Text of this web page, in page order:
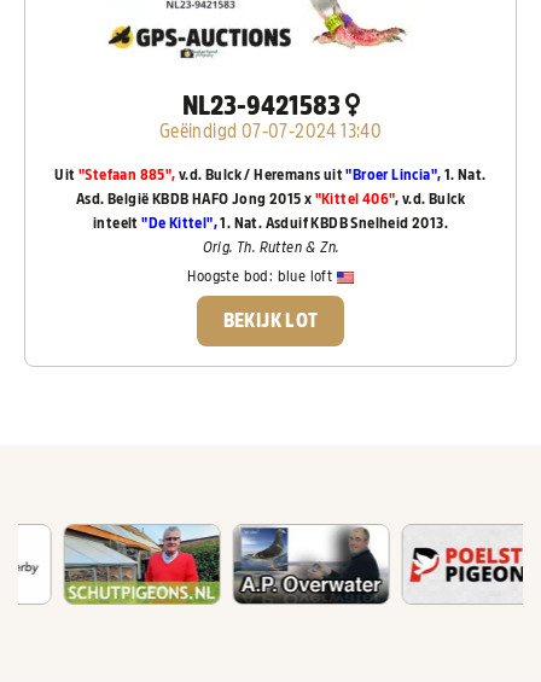
NL23-9421583
Geëindigd 07-07-2024 13:40
Uit "Stefaan 885", v.d. Bulck / Heremans uit"Broer Lincia", 1. Nat.
Asd. België KBDB HAFO Jong 2015 x "Kittel 406", v.d. Bulck
inteelt "De Kittel",1. Nat. Asduif KBDB Snelheid 2013.
Orig. Th. Rutten & Zn.
Hoogste bod: blue loft
BEKIJK LOT